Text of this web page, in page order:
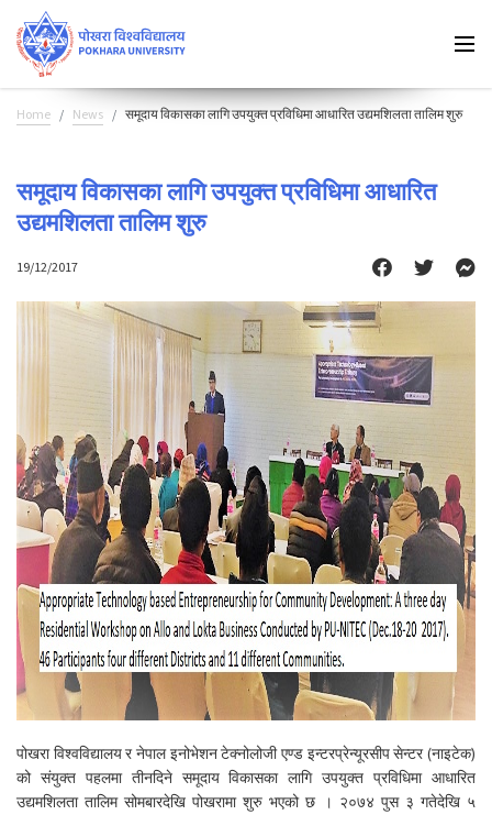
Home News समूदाय विकासका लागि उपयुक्त प्रविधिमा आधारित उद्यमशिलता तालिम शुरु
समूदाय विकासका लागि उपयुक्त प्रविधिमा आधारित
उद्यमशिलता तालिम शुरु
19/12/2017
पोखरा विश्वविद्यालय र नेपाल इनोभेशन टेक्नोलोजी एण्ड इन्टरप्रेन्यूरसीप सेन्टर (नाइटेक)
को संयुक्त पहलमा तीनदिने समूदाय विकासका लागि उपयुक्त प्रविधिमा आधारित
उद्यमशिलता तालिम सोमबारदेखि पोखरामा शुरु भएको छ । २०७४ पुस ३ गतेदेखि ५